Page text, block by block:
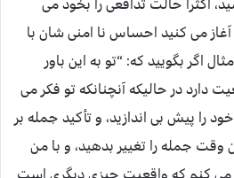
می کنید احساس نا امنی شان با
اگر بگویید که: “تو به این باور
در حالیکه آنچنانکه تو فکر می
را پیش بی اندازید، و تأکید جمله بر
وقت جمله را تغییر بدهید، و با من